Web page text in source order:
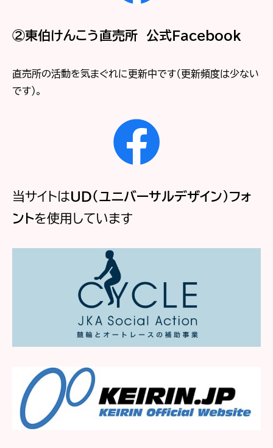
②東伯けんこう直売所 公式Facebook
直売所の活動を気まぐれに更新中です（更新頻度は少ない
です）。
当サイトはUD（ユニバーサルデザイン）フォ
ントを使用しています